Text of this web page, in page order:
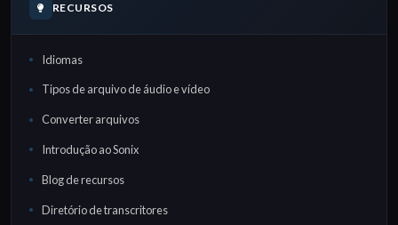
RECURSOS
Idiomas
Tipos de arquivo de áudio e vídeo
Converter arquivos
Introdução ao Sonix
Blog de recursos
Diretório de transcritores